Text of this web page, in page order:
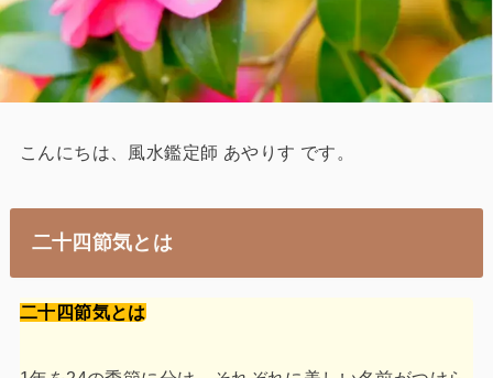
こんにちは、風水鑑定師 あやりす です。
二十四節気とは
二十四節気とは